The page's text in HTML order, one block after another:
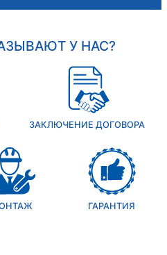
У НАС?
ЗАКЛЮЧЕНИЕ ДОГОВОРА
ГАРАНТИЯ